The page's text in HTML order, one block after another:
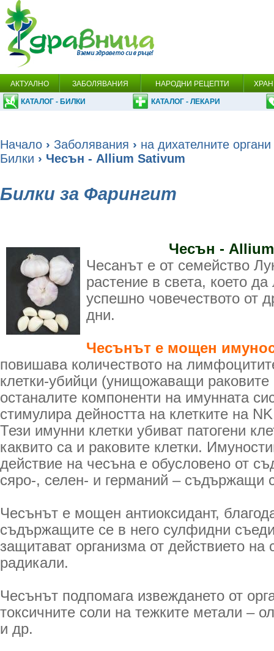
АКТУАЛНО ЗАБОЛЯВАНИЯ НАРОДНИ РЕЦЕПТИ
КАТАЛОГ - БИЛКИ КАТАЛОГ - ЛЕКАРИ
Начало › Заболявания › на дихателните
Билки › Чесън - Allium Sativum
Билки за Фарингит
Чесън -
Чесанът е от семейство
растение в света, което да
успешно човечеството от
дни.
Чесънът е мощен
повишава количеството на
клетки-убийци (унищожаващи раковите
останалите компоненти на имунната
стимулира дейността на клетките на
Тези имунни клетки убиват патогени
каквито са и раковите клетки.
действие на чесъна е обусловено от
сяро-, селен- и германий – съдържащи
Чесънът е мощен антиоксидант,
съдържащите се в него сулфидни
защитават организма от действието на
радикали.
Чесънът подпомага извеждането от
токсичните соли на тежките метали –
и др.